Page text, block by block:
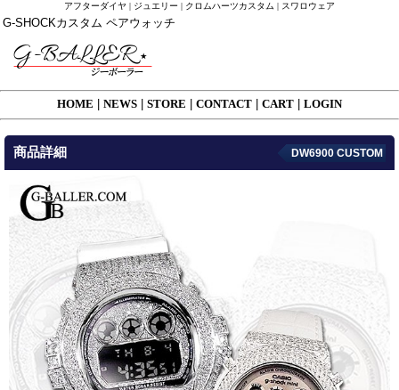
アフターダイヤ | ジュエリー | クロムハーツカスタム | スワロウェア
G-SHOCKカスタム ペアウォッチ
HOME NEWS STORE CONTACT CART LOGIN
商品詳細 DW6900 CUSTOM